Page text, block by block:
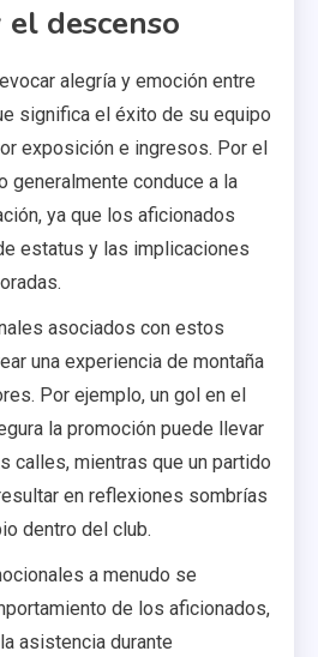
descenso
alegría y emoción entre
significa el éxito de su equipo
exposición e ingresos. Por el
generalmente conduce a la
ya que los aficionados
estatus y las implicaciones
asociados con estos
una experiencia de montaña
Por ejemplo, un gol en el
la promoción puede llevar
calles, mientras que un partido
en reflexiones sombrías
dentro del club.
a menudo se
de los aficionados,
asistencia durante